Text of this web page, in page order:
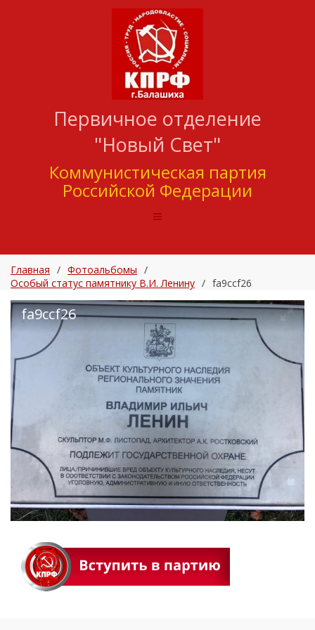
Первичное отделение
"Новый Свет"
Коммунистическая партия
Российской Федерации
Главная / Фотоальбомы /
Особый статус памятнику В.И. Ленину / fa9ccf26
fa9ccf26